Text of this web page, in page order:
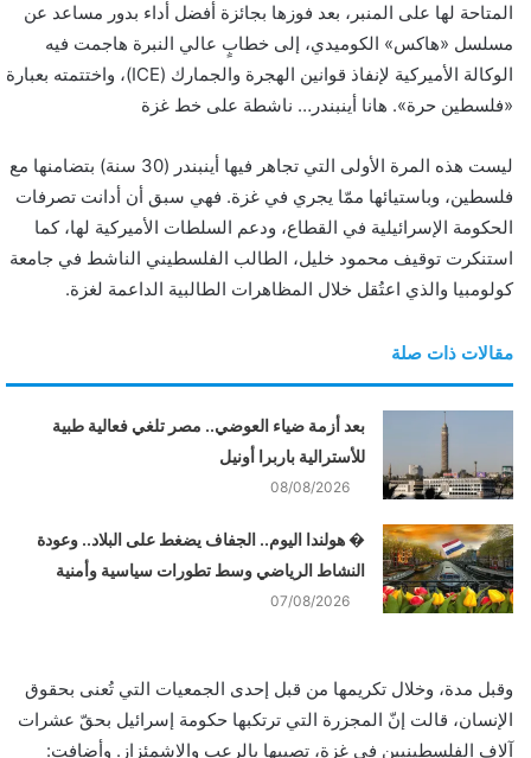
المتاحة لها على المنبر، بعد فوزها بجائزة أفضل أداء بدور مساعد عن
مسلسل «هاكس» الكوميدي، إلى خطابٍ عالي النبرة هاجمت فيه
الوكالة الأميركية لإنفاذ قوانين الهجرة والجمارك (ICE)، واختتمته بعبارة
«فلسطين حرة». هانا أينبندر… ناشطة على خط غزة
ليست هذه المرة الأولى التي تجاهر فيها أينبندر (30 سنة) بتضامنها مع
فلسطين، وباستيائها ممّا يجري في غزة. فهي سبق أن أدانت تصرفات
الحكومة الإسرائيلية في القطاع، ودعم السلطات الأميركية لها، كما
استنكرت توقيف محمود خليل، الطالب الفلسطيني الناشط في جامعة
كولومبيا والذي اعتُقل خلال المظاهرات الطالبية الداعمة لغزة.
مقالات ذات صلة
بعد أزمة ضياء العوضي.. مصر تلغي فعالية طبية
للأسترالية باربرا أونيل
08/08/2026
� هولندا اليوم.. الجفاف يضغط على البلاد.. وعودة
النشاط الرياضي وسط تطورات سياسية وأمنية
07/08/2026
وقبل مدة، وخلال تكريمها من قبل إحدى الجمعيات التي تُعنى بحقوق
الإنسان، قالت إنّ المجزرة التي ترتكبها حكومة إسرائيل بحقّ عشرات
آلاف الفلسطينيين في غزة، تصيبها بالرعب والاشمئزاز. وأضافت: